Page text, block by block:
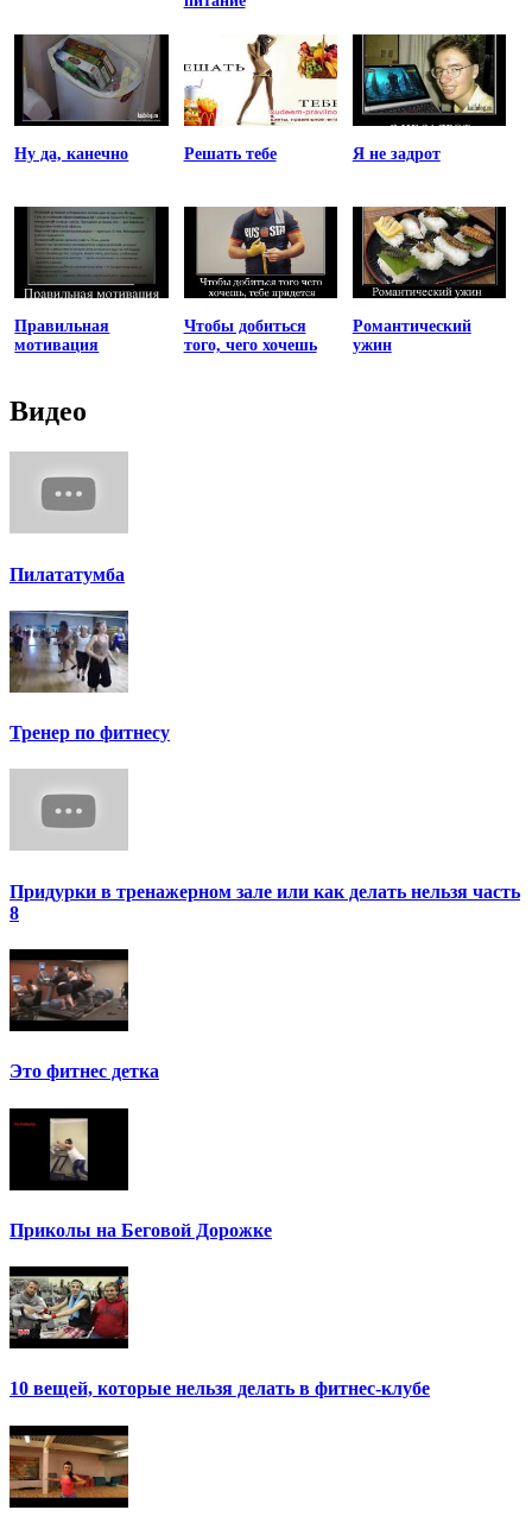
Ну да, канечно Решать тебе Я не задрот
Правильная
мотивация
Чтобы добиться
того, чего хочешь
Романтический
ужин
Видео
Пилататумба
Тренер по фитнесу
Придурки в тренажерном зале или как делать нельзя часть
8
Это фитнес детка
Приколы на Беговой Дорожке
10 вещей, которые нельзя делать в фитнес-клубе